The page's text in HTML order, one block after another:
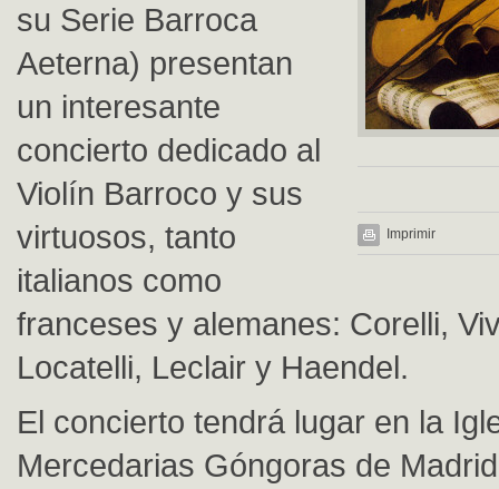
Imprimir
su Serie Barroca
Aeterna) presentan
un interesante
concierto dedicado al
Violín Barroco y sus
virtuosos, tanto
italianos como
franceses y alemanes: Corelli,
Locatelli, Leclair y Haendel.
El concierto tendrá lugar en la
Mercedarias Góngoras de